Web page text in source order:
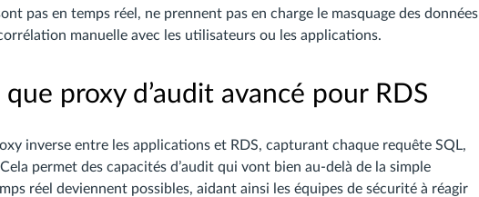
pas en temps réel, ne prennent pas en charge le masquage des données
manuelle avec les utilisateurs ou les applications.
proxy d’audit avancé pour RDS
inverse entre les applications et RDS, capturant chaque requête SQL,
permet des capacités d’audit qui vont bien au-delà de la simple
réel deviennent possibles, aidant ainsi les équipes de sécurité à réagir